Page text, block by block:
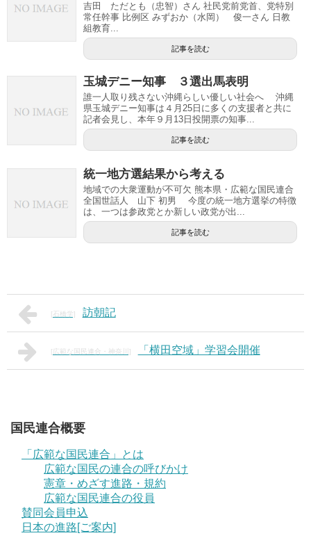
吉田 ただとも（忠智）さん 社民党前党首、党特別
常任幹事 比例区 みずおか（水岡） 俊一さん 日教
組教育...
記事を読む
玉城デニー知事 ３選出馬表明
誰一人取り残さない沖縄らしい優しい社会へ 沖縄
県玉城デニー知事は４月25日に多くの支援者と共に
記者会見し、本年９月13日投開票の知事...
記事を読む
統一地方選結果から考える
地域での大衆運動が不可欠 熊本県・広範な国民連合
全国世話人 山下 初男 今度の統一地方選挙の特徴
は、一つは参政党とか新しい政党が出...
記事を読む
[石橋学] 訪朝記
[広範な国民連合・神奈川] 「横田空域」学習会開催
国民連合概要
「広範な国民連合」とは
広範な国民の連合の呼びかけ
憲章・めざす進路・規約
広範な国民連合の役員
賛同会員申込
日本の進路[ご案内]